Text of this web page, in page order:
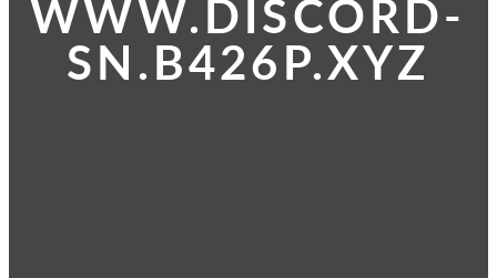
WWW.DISCORD-
SN.B426P.XYZ